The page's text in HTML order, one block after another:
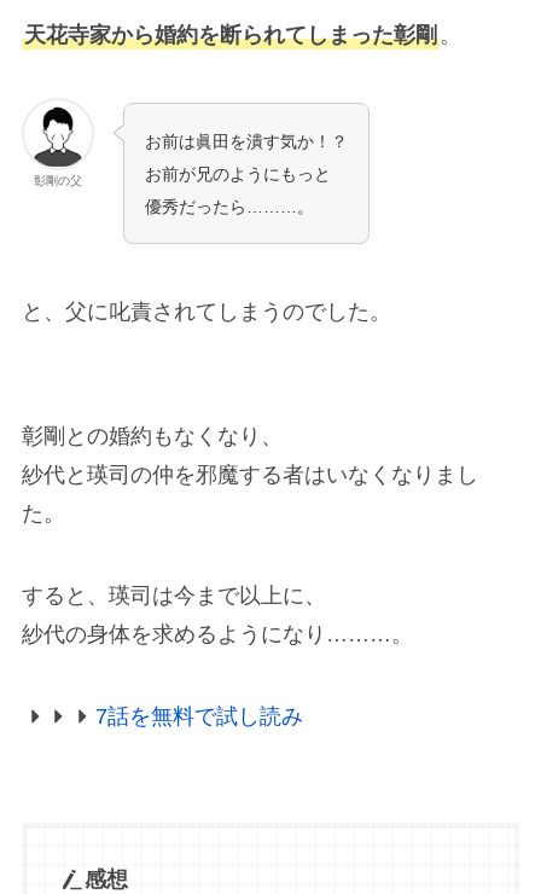
天花寺家から婚約を断られてしまった彰剛。
彰剛の父
お前は眞田を潰す気か！？
お前が兄のようにもっと
優秀だったら………。
と、父に叱責されてしまうのでした。
彰剛との婚約もなくなり、
紗代と瑛司の仲を邪魔する者はいなくなりまし
た。
すると、瑛司は今まで以上に、
紗代の身体を求めるようになり………。
7話を無料で試し読み
感想